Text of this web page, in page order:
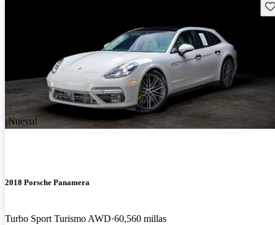
¡Nuevo!
2018 Porsche Panamera
Turbo Sport Turismo AWD 60,560 millas